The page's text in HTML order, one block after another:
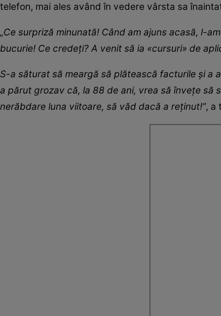
telefon, mai ales având în vedere vârsta sa
„Ce surpriză minunată! Când am ajuns acasă, l-
bucurie! Ce credeți? A venit să ia «cursuri» de
S-a săturat să meargă să plătească facturile și a
a părut grozav că, la 88 de ani, vrea să învețe să
nerăbdare luna viitoare, să văd dacă a reținut!”, a